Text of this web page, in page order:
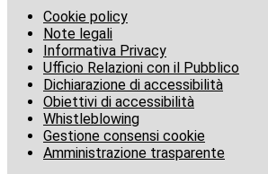
Cookie policy
Note legali
Informativa Privacy
Ufficio Relazioni con il Pubblico
Dichiarazione di accessibilità
Obiettivi di accessibilità
Whistleblowing
Gestione consensi cookie
Amministrazione trasparente